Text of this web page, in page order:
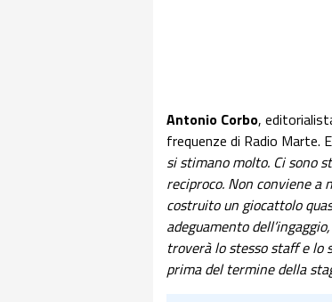
Antonio Corbo,
frequenze di Radio Marte.
si stimano molto. Ci sono
reciproco. Non conviene a
costruito un giocattolo
adeguamento
troverà lo stesso staff e lo
prima del termine della